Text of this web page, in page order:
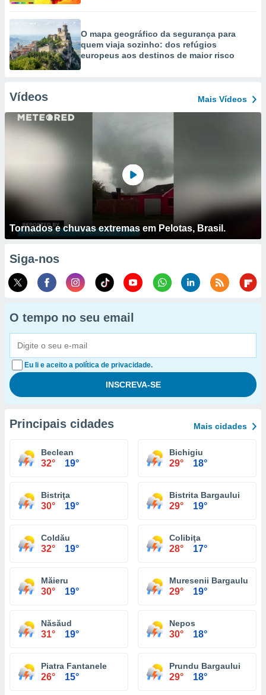
O mapa geográfico da segurança para
quem viaja sozinho: dos refúgios
europeus aos destinos de maior risco
Vídeos Mais Vídeos
Tornados e chuvas extremas em Pelotas, Brasil.
Siga-nos
O tempo no seu email
Eu li e aceito a política de privacidade.
Principais cidades Mais cidades
Beclean
32° 19°
Bichigiu
29° 18°
Bistriţa
30° 19°
Bistrita Bargaului
29° 19°
Coldău
32° 19°
Colibiţa
28° 17°
Măieru
30° 19°
Muresenii Bargaului
29° 19°
Năsăud
31° 19°
Nepos
30° 18°
Piatra Fantanele
26° 15°
Prundu Bargaului
29° 18°